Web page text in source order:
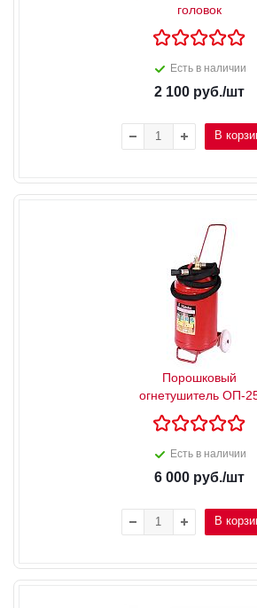
головок
Есть в наличии
2 100руб./шт
В
Порошковый
огнетушитель ОП-
Есть в наличии
6 000руб./шт
В